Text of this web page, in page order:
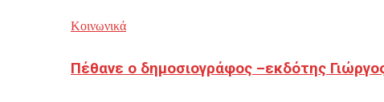
Κοινωνικά
Πέθανε ο δημοσιογράφος –εκδότης